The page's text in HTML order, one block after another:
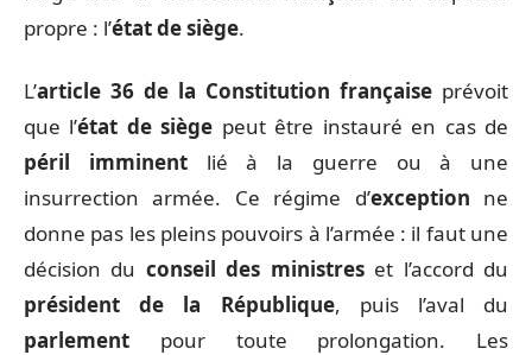
propre : l’état de siège.
L’article 36 de la Constitution française prévoit
que l’état de siège peut être instauré en cas de
péril imminentlié à la guerre ou à une
insurrection armée. Ce régime d’exception ne
donne pas les pleins pouvoirs à l’armée : il faut une
décision du conseil des ministreset l’accord du
président de la République, puis l’aval du
parlement pour toute prolongation. Les